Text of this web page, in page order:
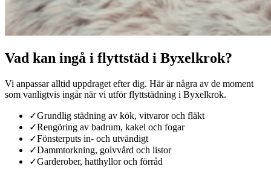
Vad kan ingå i flyttstäd i Byxelkrok?
Vi anpassar alltid uppdraget efter dig. Här är några av de moment
som vanligtvis ingår när vi utförflyttstädning i Byxelkrok.
✓Grundlig städning av kök, vitvaror och fläkt
✓Rengöring av badrum, kakel och fogar
✓Fönsterputs in- och utvändigt
✓Dammtorkning, golvvård och listor
✓Garderober, hatthyllor och förråd